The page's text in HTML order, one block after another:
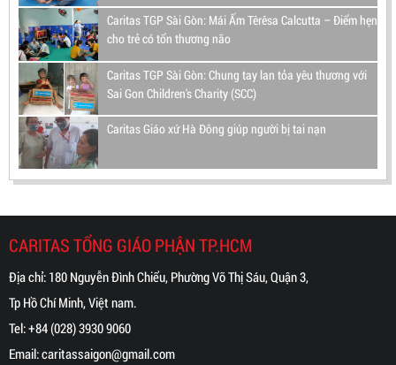
Caritas TGP Sài Gòn: Mái Ấm Têrêsa Calcutta – Điểm hẹn
cho trẻ có tổn thương não
Caritas TGP Sài Gòn: Chung tay lan tỏa yêu thương với
Sai Gon Children's Charity (SCC)
Caritas Giáo xứ Hà Đông giúp người bị tai nạn
CARITAS TỔNG GIÁO PHẬN TP.HCM
Địa chỉ: 180 Nguyễn Đình Chiểu, Phường Võ Thị Sáu, Quận 3,
Tp Hồ Chí Minh, Việt nam.
Tel:+84 (028) 3930 9060
Email:caritassaigon@gmail.com